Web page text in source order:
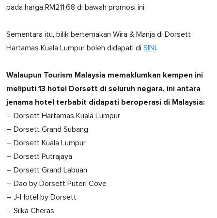
pada harga RM211.68 di bawah promosi ini.
Sementara itu, bilik bertemakan Wira & Manja di Dorsett
Hartamas Kuala Lumpur boleh didapati di SINI .
Walaupun Tourism Malaysia memaklumkan kempen ini
meliputi 13 hotel Dorsett di seluruh negara, ini antara
jenama hotel terbabit didapati beroperasi di Malaysia:
– Dorsett Hartamas Kuala Lumpur
– Dorsett Grand Subang
– Dorsett Kuala Lumpur
– Dorsett Putrajaya
– Dorsett Grand Labuan
– Dao by Dorsett Puteri Cove
– J-Hotel by Dorsett
– Silka Cheras